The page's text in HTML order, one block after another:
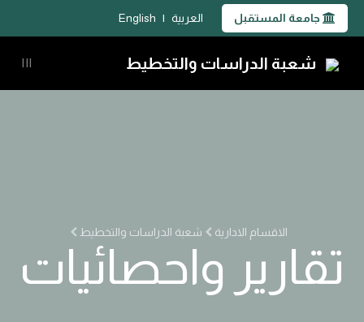
جامعة المستقبل العربية |
English
شعبة الدراسات والتخطيط |||
الاقسام الادارية شعبة الدراسات والتخطيط
تقارير واحصائيات